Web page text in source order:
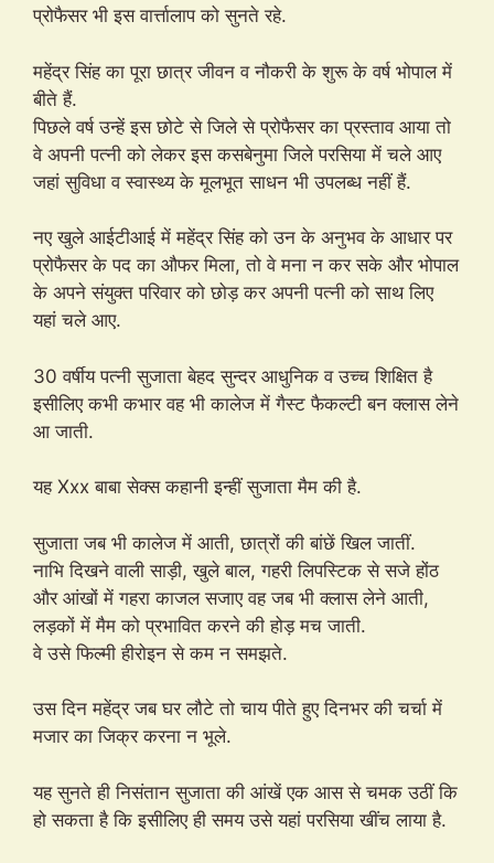
प्रोफैसर भी इस वार्त्तालाप को सुनते रहे.
महेंद्र सिंह का पूरा छात्र जीवन व नौकरी के शुरू के वर्ष भोपाल में
बीते हैं.
पिछले वर्ष उन्हें इस छोटे से जिले से प्रोफैसर का प्रस्ताव आया तो
वे अपनी पत्नी को लेकर इस कसबेनुमा जिले परसिया में चले आए
जहां सुविधा व स्वास्थ्य के मूलभूत साधन भी उपलब्ध नहीं हैं.
नए खुले आईटीआई में महेंद्र सिंह को उन के अनुभव के आधार पर
प्रोफैसर के पद का औफर मिला, तो वे मना न कर सके और भोपाल
के अपने संयुक्त परिवार को छोड़ कर अपनी पत्नी को साथ लिए
यहां चले आए.
30 वर्षीय पत्नी सुजाता बेहद सुन्दर आधुनिक व उच्च शिक्षित है
इसीलिए कभी कभार वह भी कालेज में गैस्ट फैकल्टी बन क्लास लेने
आ जाती.
यह Xxx बाबा सेक्स कहानी इन्हीं सुजाता मैम की है.
सुजाता जब भी कालेज में आती, छात्रों की बांछें खिल जातीं.
नाभि दिखने वाली साड़ी, खुले बाल, गहरी लिपस्टिक से सजे होंठ
और आंखों में गहरा काजल सजाए वह जब भी क्लास लेने आती,
लड़कों में मैम को प्रभावित करने की होड़ मच जाती.
वे उसे फिल्मी हीरोइन से कम न समझते.
उस दिन महेंद्र जब घर लौटे तो चाय पीते हुए दिनभर की चर्चा में
मजार का जिक्र करना न भूले.
यह सुनते ही निसंतान सुजाता की आंखें एक आस से चमक उठीं कि
हो सकता है कि इसीलिए ही समय उसे यहां परसिया खींच लाया है.